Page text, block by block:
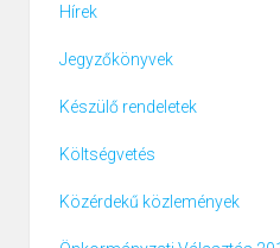
Hírek
Jegyzőkönyvek
Készülő rendeletek
Költségvetés
Közérdekű közlemények